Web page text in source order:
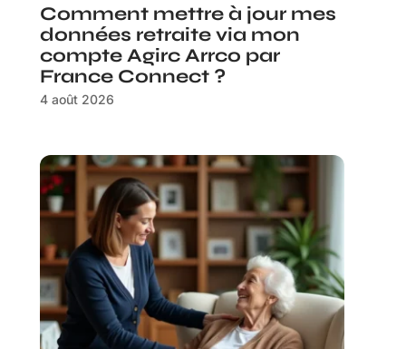
Comment mettre à jour mes
données retraite via mon
compte Agirc Arrco par
France Connect ?
4 août 2026